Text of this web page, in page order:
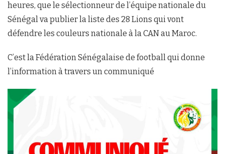
heures, que le sélectionneur de l’équipe nationale du
Sénégal va publier la liste des 28 Lions qui vont
défendre les couleurs nationale à la CAN au Maroc.
C’est la Fédération Sénégalaise de football qui donne
l’information à travers un communiqué